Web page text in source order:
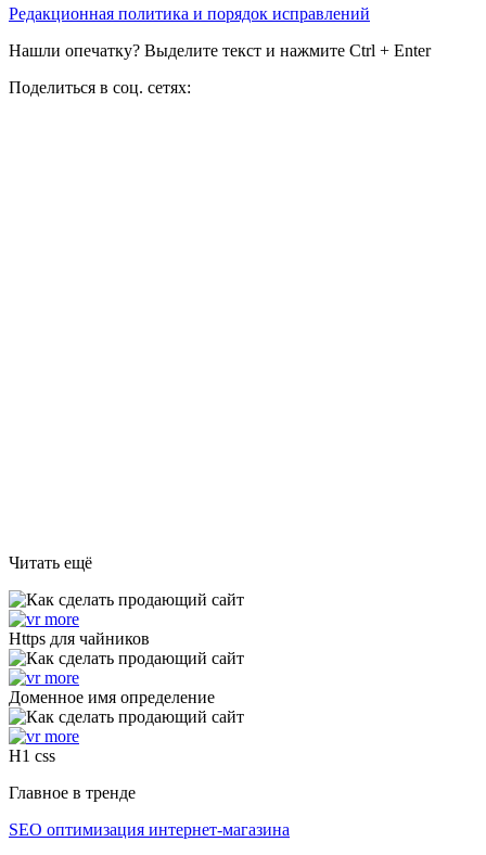
Редакционная политика и порядок исправлений
Нашли опечатку? Выделите текст и нажмите Ctrl + Enter
Поделиться в соц. сетях:
Читать ещё
Https для чайников
Доменное имя определение
H1 css
Главное в тренде
SEO оптимизация интернет-магазина